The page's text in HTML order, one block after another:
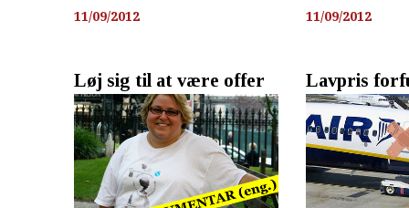
11/09/2012 11/09/2012
Løj sig til at være offer Lavpris